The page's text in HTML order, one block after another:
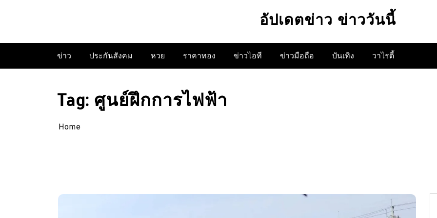
อัปเดตข่าว ข่าววันนี้
ข่าว ประกันสังคม หวย ราคาทอง ข่าวไอที ข่าวมือถือ บันเทิง วาไรตี้
Tag: ศูนย์ฝึกการไฟฟ้า
Home